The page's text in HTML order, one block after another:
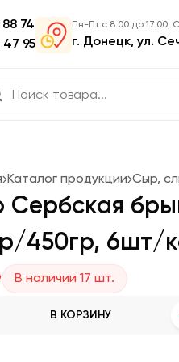
88 74
47 95
Пн-Пт с 8:00 до 17:00,
г. Донецк, ул.
Каталог продукции Сыр,
450гр, 6шт/
В наличии 17 шт.
В КОРЗИНУ